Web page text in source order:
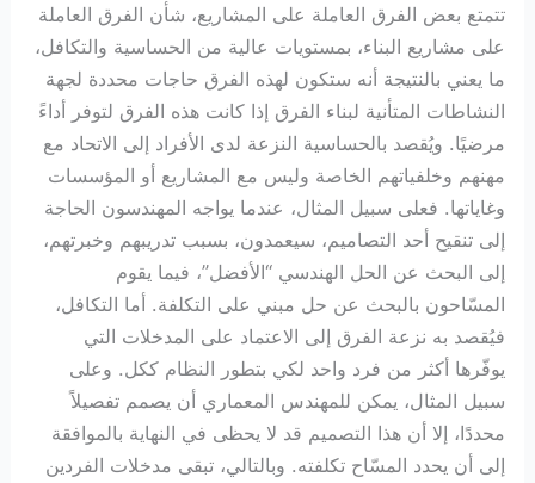
تتمتع بعض الفرق العاملة على المشاريع، شأن الفرق العاملة
على مشاريع البناء، بمستويات عالية من الحساسية والتكافل،
ما يعني بالنتيجة أنه ستكون لهذه الفرق حاجات محددة لجهة
النشاطات المتأنية لبناء الفرق إذا كانت هذه الفرق لتوفر أداءً
مرضيًا. ويُقصد بالحساسية النزعة لدى الأفراد إلى الاتحاد مع
مهنهم وخلفياتهم الخاصة وليس مع المشاريع أو المؤسسات
وغاياتها. فعلى سبيل المثال، عندما يواجه المهندسون الحاجة
إلى تنقيح أحد التصاميم، سيعمدون، بسبب تدريبهم وخبرتهم،
إلى البحث عن الحل الهندسي “الأفضل”، فيما يقوم
المسّاحون بالبحث عن حل مبني على التكلفة. أما التكافل،
فيُقصد به نزعة الفرق إلى الاعتماد على المدخلات التي
يوفّرها أكثر من فرد واحد لكي بتطور النظام ككل. وعلى
سبيل المثال، يمكن للمهندس المعماري أن يصمم تفصيلاً
محددًا، إلا أن هذا التصميم قد لا يحظى في النهاية بالموافقة
إلى أن يحدد المسّاح تكلفته. وبالتالي، تبقى مدخلات الفردين